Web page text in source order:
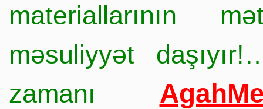
materiallarının
məsuliyyət
zamanı